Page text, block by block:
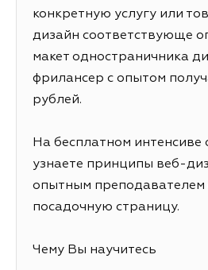
конкретную услугу или
дизайн соответствующе
макет одностраничника
фрилансер с опытом
рублей.
На бесплатном интенсиве
узнаете принципы веб-
опытным преподавателем
посадочную страницу.
Чему Вы научитесь